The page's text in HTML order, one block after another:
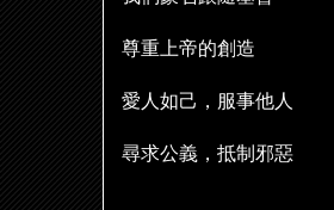
尊重上帝的創造
愛人如己，服事他人
尋求公義，抵制邪惡